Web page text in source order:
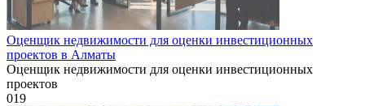
Оценщик недвижимости для оценки инвестиционных
проектов в Алматы
Оценщик недвижимости для оценки инвестиционных
проектов
019